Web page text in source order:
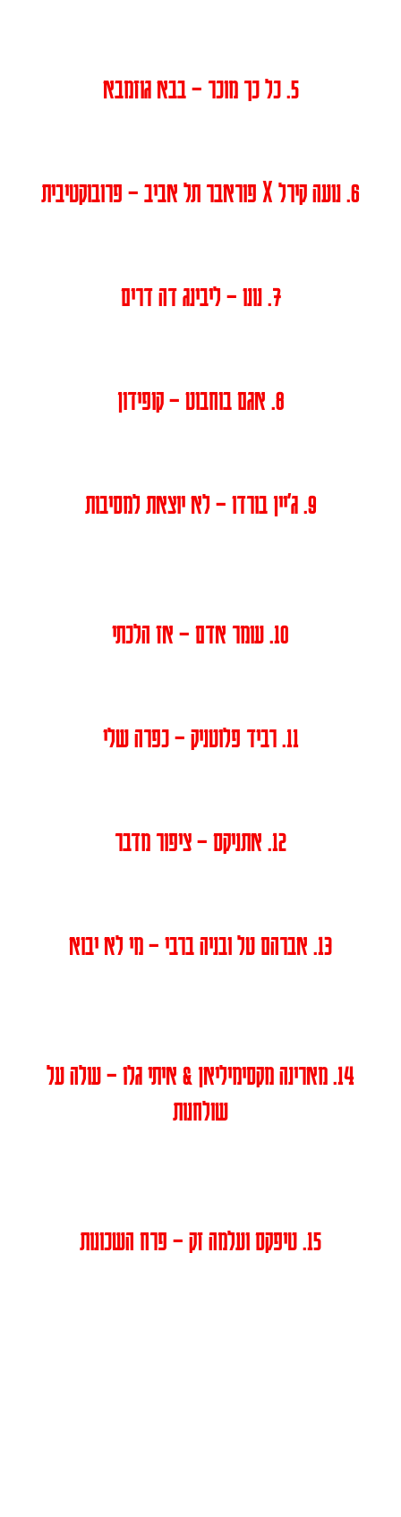
5. כל כך מוכר – בבא גוזמבא
6. נועה קירל X פוראבר תל אביב – פרובוקטיבית
7. נונו – ליבינג דה דרים
8. אגם בוחבוט – קופידון
9. ג׳יין בורדו – לא יוצאת למסיבות
10. עומר אדם – אז הלכתי
11. רביד פלוטניק – כפרה שלי
12. אתניקס – ציפור מדבר
13. אברהם טל ובניה ברבי – מי לא יבוא
14. מארינה מקסימיליאן & איתי גלו – עולה על
שולחנות
15. טיפקס ועלמה זק – פרח השכונות